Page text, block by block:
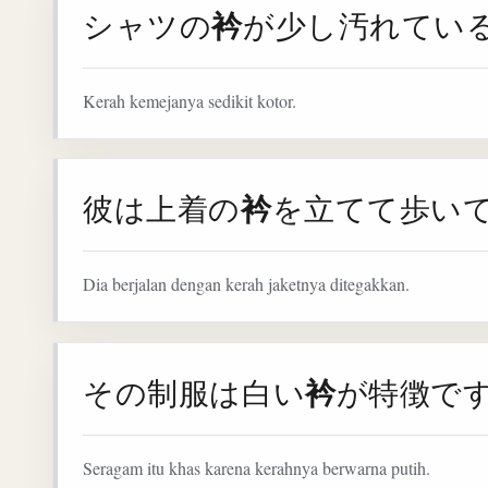
シャツの衿が少し汚れている
Kerah kemejanya sedikit kotor.
彼は上着の衿を立てて歩い
Dia berjalan dengan kerah jaketnya ditegakkan.
その制服は白い衿が特徴です
Seragam itu khas karena kerahnya berwarna putih.